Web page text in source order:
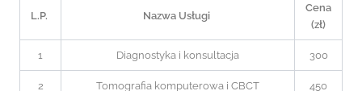
L.P. Nazwa Usługi
Cena
(zł)
1 Diagnostyka i konsultacja 300
2 Tomografia komputerowa i CBCT 450